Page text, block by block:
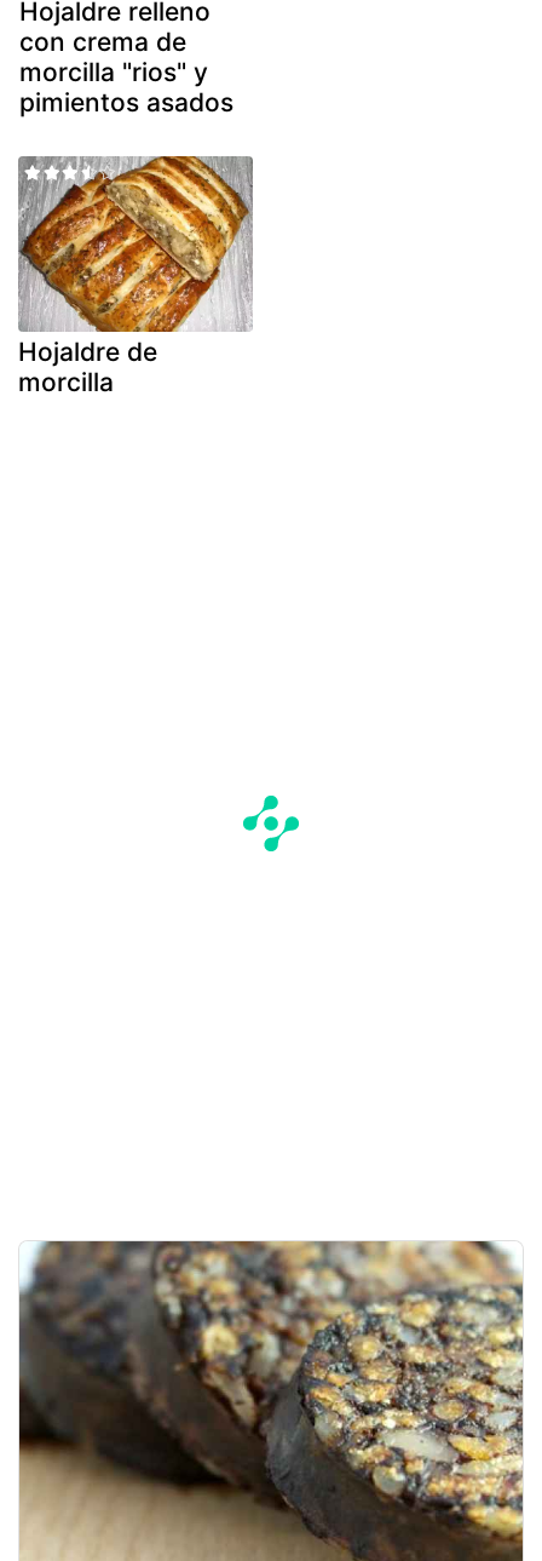
Hojaldre relleno
con crema de
morcilla "rios" y
pimientos asados
Hojaldre de
morcilla